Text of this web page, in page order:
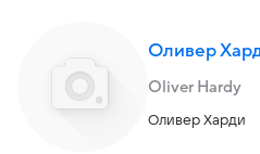
Оливер
Oliver Hardy
Оливер Харди